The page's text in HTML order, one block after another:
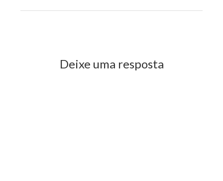
Deixe uma resposta